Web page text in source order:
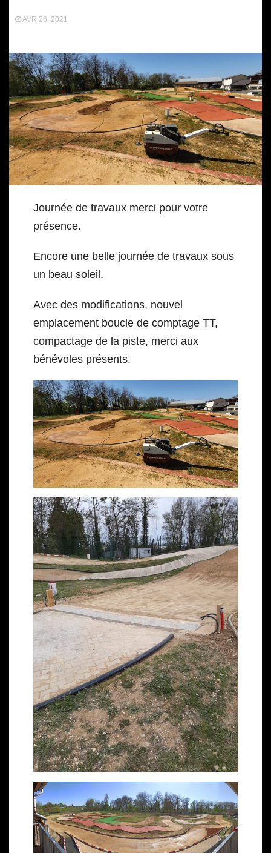
AVR 26, 2021
Journée de travaux merci pour votre
présence.
Encore une belle journée de travaux sous
un beau soleil.
Avec des modifications, nouvel
emplacement boucle de comptage TT,
compactage de la piste, merci aux
bénévoles présents.